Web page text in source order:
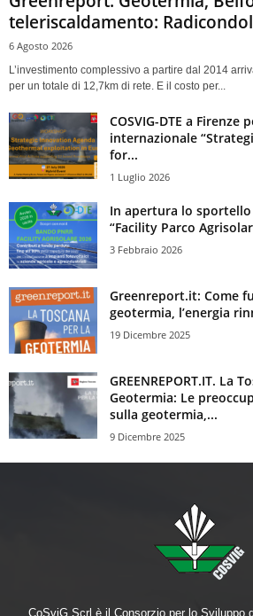
teleriscaldamento:
6 Agosto 2026
L’investimento complessivo a partire dal 2014
per un totale di 12,7km di rete. E il costo per...
COSVIG-DTE a Firenze
internazionale
for...
1 Luglio 2026
In apertura lo sportello
“Facility Parco
3 Febbraio 2026
Greenreport.it: Come
geotermia, l’energia
19 Dicembre 2025
GREENREPORT.IT. La
Geotermia: Le
sulla geotermia,...
9 Dicembre 2025
CoSviG Scrl è il Consorzio per lo Sviluppo